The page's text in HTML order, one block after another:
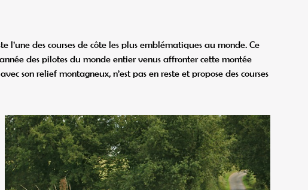
l’une des courses de côte les plus emblématiques au monde. Ce
des pilotes du monde entier venus affronter cette montée
son relief montagneux, n’est pas en reste et propose des courses